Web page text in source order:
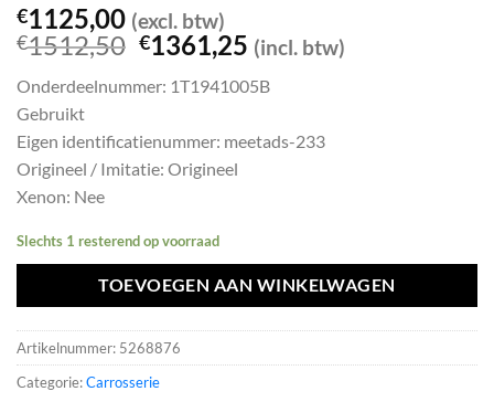
€1125,00 (excl. btw)
€1512,50 Oorspronkelijke
was:
€1361,25 Huidige
prijs
is:
(incl. btw)
Onderdeelnummer: 1T1941005B
Gebruikt
Eigen identificatienummer: meetads-233
Origineel / Imitatie: Origineel
Xenon: Nee
Slechts 1 resterend op voorraad
TOEVOEGEN AAN WINKELWAGEN
Artikelnummer: 5268876
Categorie:Carrosserie